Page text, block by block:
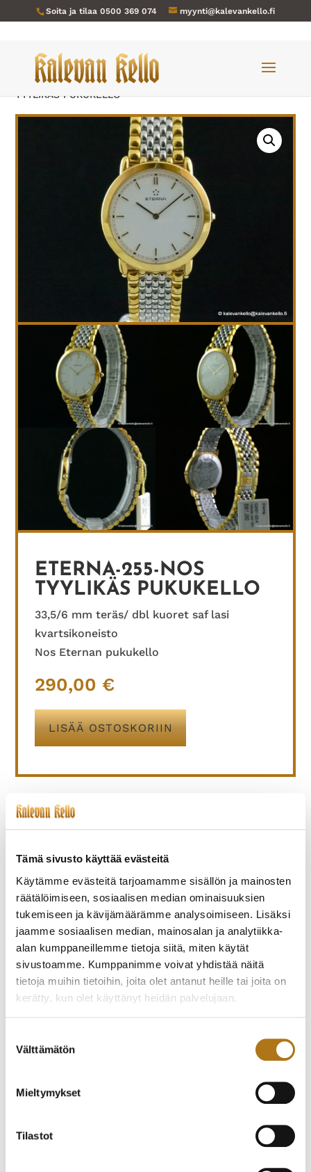
Tämä sivusto käyttää evästeitä
Käytämme evästeitä tarjoamamme sisällön ja mainosten
räätälöimiseen, sosiaalisen median ominaisuuksien
tukemiseen ja kävijämäärämme analysoimiseen. Lisäksi
jaamme sosiaalisen median, mainosalan ja analytiikka-
alan kumppaneillemme tietoja siitä, miten käytät
sivustoamme. Kumppanimme voivat yhdistää näitä
tietoja muihin tietoihin, joita olet antanut heille tai joita on
kerätty, kun olet käyttänyt heidän palvelujaan.
valinta
Välttämätön
Mieltymykset
Tilastot
Soita ja tilaa 0500 369 074 myynti@kalevankello.fi
Verkkokauppa/Miesten kellot
TYYLIKÄS PUKUKELLO
ETERNA-255-NOS
TYYLIKÄS PUKUKELLO
33,5/6 mm teräs/ dbl kuoret saf lasi
kvartsikoneisto
Nos Eternan pukukello
290,00 €
LISÄÄ OSTOSKORIIN
TUTUSTU MYÖS
ETERNA-274 ETERNA-
ETERNA-221-NOS
GALAXIS